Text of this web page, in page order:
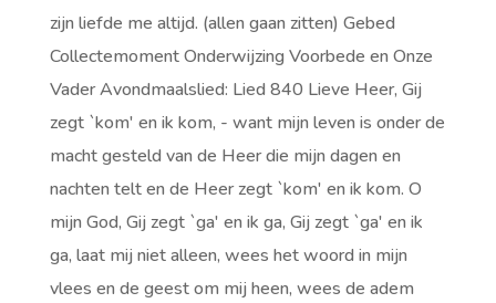
zijn liefde me altijd. (allen gaan zitten) Gebed
Collectemoment Onderwijzing Voorbede en Onze
Vader Avondmaalslied: Lied 840 Lieve Heer, Gij
zegt `kom' en ik kom, - want mijn leven is onder de
macht gesteld van de Heer die mijn dagen en
nachten telt en de Heer zegt `kom' en ik kom. O
mijn God, Gij zegt `ga' en ik ga, Gij zegt `ga' en ik
ga, laat mij niet alleen, wees het woord in mijn
vlees en de geest om mij heen, wees de adem